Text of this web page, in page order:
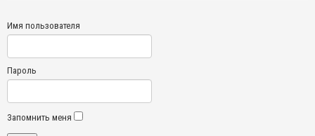
Имя пользователя
Пароль
Запомнить меня